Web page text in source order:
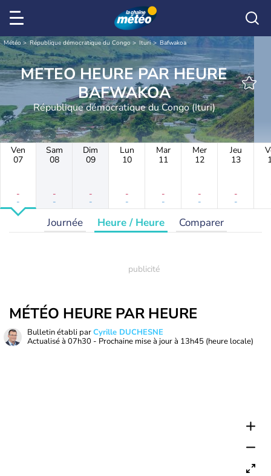
Météo République démocratique du Congo Ituri Bafwakoa
METEO HEURE PAR HEURE
BAFWAKOA
République démocratique du Congo (Ituri)
Ven
07
-
-
Sam
08
-
-
Dim
09
-
-
Lun
10
-
-
Mar
11
-
-
Mer
12
-
-
Jeu
13
-
-
Journée Heure / Heure Comparer
MÉTÉO HEURE PAR HEURE
Bulletin établi parCyrille DUCHESNE
Actualisé à 07h30 - Prochaine mise à jour à 13h45 (heure locale)